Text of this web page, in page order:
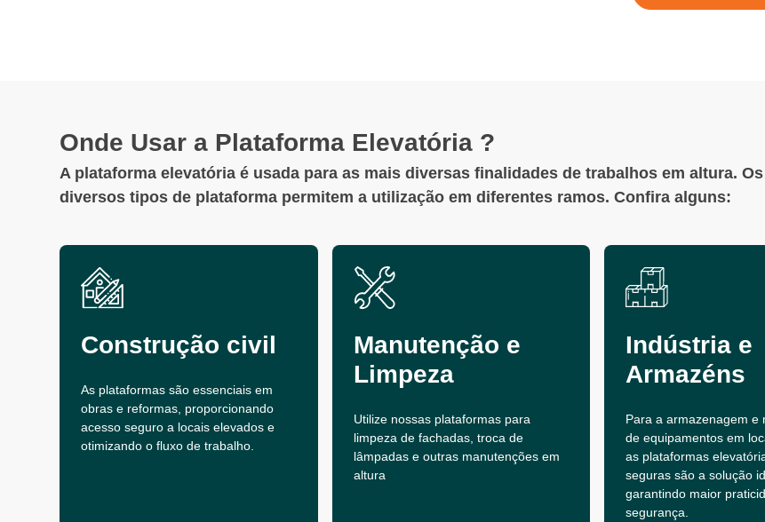
Onde Usar a Plataforma Elevatória ?
A plataforma elevatória é usada para as mais diversas finalidades de trabalhos em altura. Os
diversos tipos de plataforma permitem a utilização em diferentes ramos. Confira alguns:
Construção civil
As plataformas são essenciais em
obras e reformas, proporcionando
acesso seguro a locais elevados e
otimizando o fluxo de trabalho.
Manutenção e
Limpeza
Utilize nossas plataformas para
limpeza de fachadas, troca de
lâmpadas e outras manutenções em
altura
Indústria e
Armazéns
Para a armazenagem e
de equipamentos em
as plataformas
seguras são a solução
garantindo maior
segurança.